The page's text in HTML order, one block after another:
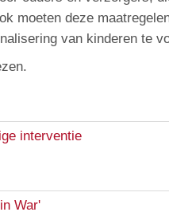
moeten deze
van kinderen te
interventie
War'